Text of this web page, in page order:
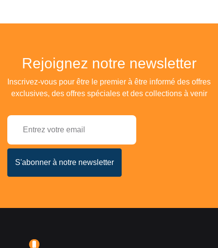
Rejoignez notre newsletter
Inscrivez-vous pour être le premier à être informé des offres
exclusives, des offres spéciales et des collections à venir